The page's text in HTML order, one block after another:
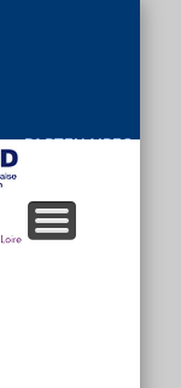
PARTENAIRES